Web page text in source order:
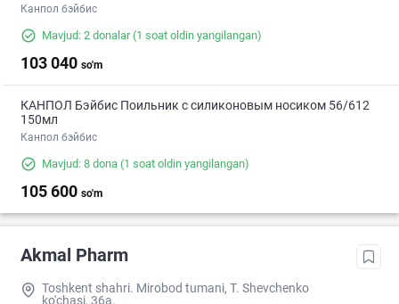
Канпол бэйбис
Mavjud: 2 donalar(1 soat oldin yangilangan)
103 040 so'm
КАНПОЛ Бэйбис Поильник с силиконовым носиком 56/612
150мл
Канпол бэйбис
Mavjud: 8 dona (1 soat oldin yangilangan)
105 600 so'm
Akmal Pharm
Toshkent shahri. Mirobod tumani, T. Shevchenko
ko'chasi, 36a.